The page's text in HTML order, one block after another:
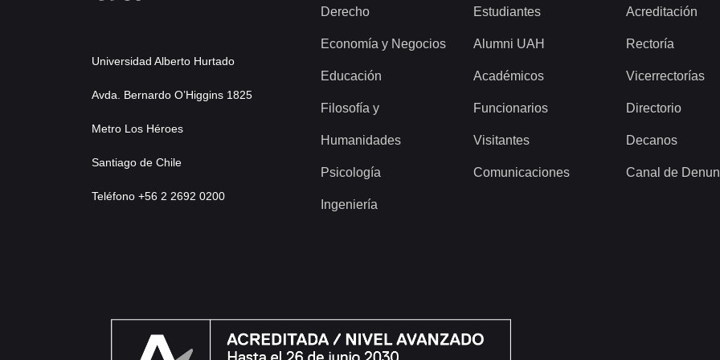
Universidad Alberto Hurtado
Avda. Bernardo O’Higgins 1825
Metro Los Héroes
Santiago de Chile
Teléfono +56 2 2692 0200
Derecho
Economía y Negocios
Educación
Filosofía y
Humanidades
Psicología
Ingeniería
Estudiantes
Alumni UAH
Académicos
Funcionarios
Visitantes
Comunicaciones
Acreditación
Rectoría
Vicerrectorías
Directorio
Decanos
Canal de